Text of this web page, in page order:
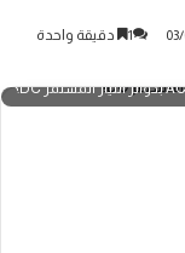
1 دقيقة واحدة